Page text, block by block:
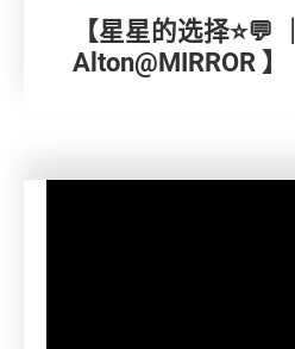
【星星的选择⭐💬 ｜
Alton@MIRROR 】